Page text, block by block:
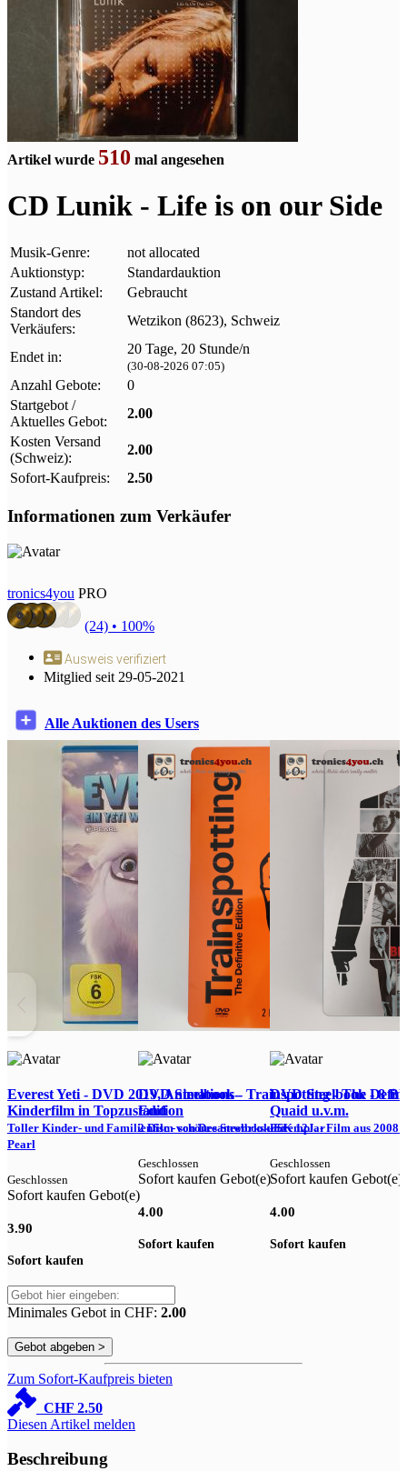
Artikel wurde 510 mal angesehen
CD Lunik - Life is on our Side
Musik-Genre:
not allocated
Auktionstyp:
Standardauktion
Zustand Artikel:
Gebraucht
Standort des
Verkäufers:
Wetzikon (8623), Schweiz
Endet in:
20 Tage, 20 Stunde/n
(30-08-2026 07:05)
Anzahl Gebote:
0
Startgebot /
Aktuelles Gebot:
2.00
Kosten Versand
(Schweiz):
2.00
Sofort-Kaufpreis:
2.50
Informationen zum Verkäufer
tronics4you PRO
(24) • 100%
Ausweis verifiziert
Mitglied seit 29-05-2021
Alle Auktionen des Users
Everest Yeti - DVD 2019, Animations-
Kinderfilm in Topzustand
Toller Kinder- und Familienfilm von Dreamworks und
Pearl
Geschlossen
Sofort kaufen Gebot(e)
3.90
Sofort kaufen
DVD Steelbook - Trainspotting - The
Edition
2 Disc - schönes Steelbook-Exemplar
Geschlossen
Sofort kaufen Gebot(e)
4.00
Sofort kaufen
DVD Steelbook - 8
Quaid u.v.m.
FSK 12J. - Film aus 2008
Geschlossen
Sofort kaufen Gebot(e)
4.00
Sofort kaufen
Minimales Gebot in CHF: 2.00
Zum Sofort-Kaufpreis bieten
CHF 2.50
Diesen Artikel melden
Beschreibung